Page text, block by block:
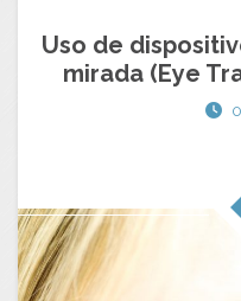
Uso de
mirada (Eye